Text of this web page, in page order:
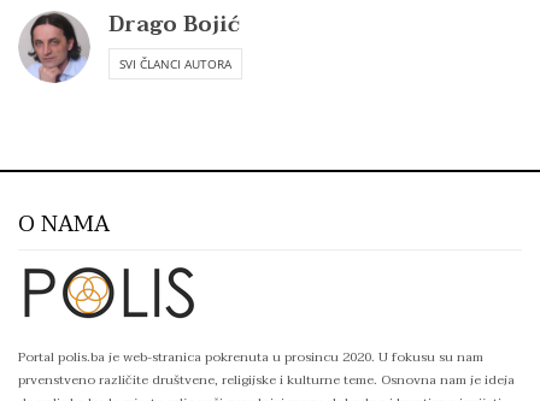
Drago Bojić
SVI ČLANCI AUTORA
O NAMA
Portal polis.ba je web-stranica pokrenuta u prosincu 2020. U fokusu su nam
prvenstveno različite društvene, religijske i kulturne teme. Osnovna nam je ideja